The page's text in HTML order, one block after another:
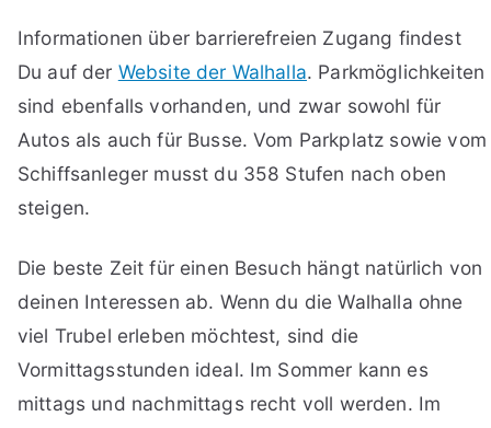
Informationen über barrierefreien Zugang findest
Du auf der Website der Walhalla. Parkmöglichkeiten
sind ebenfalls vorhanden, und zwar sowohl für
Autos als auch für Busse. Vom Parkplatz sowie vom
Schiffsanleger musst du 358 Stufen nach oben
steigen.
Die beste Zeit für einen Besuch hängt natürlich von
deinen Interessen ab. Wenn du die Walhalla ohne
viel Trubel erleben möchtest, sind die
Vormittagsstunden ideal. Im Sommer kann es
mittags und nachmittags recht voll werden. Im